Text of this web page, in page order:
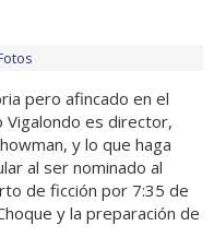
pero afincado en el
Vigalondo es director,
y lo que haga
al ser nominado al
de ficción por 7:35 de
y la preparación de